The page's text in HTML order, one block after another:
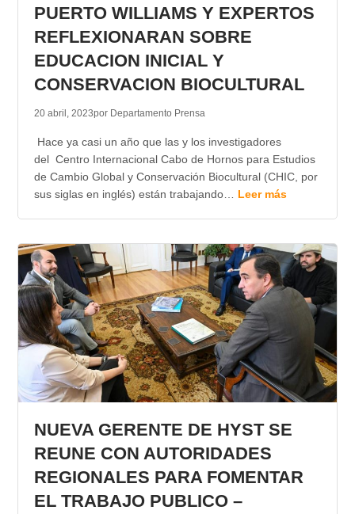
PUERTO WILLIAMS Y EXPERTOS
REFLEXIONARAN SOBRE
EDUCACION INICIAL Y
CONSERVACION BIOCULTURAL
20 abril, 2023por Departamento Prensa
Hace ya casi un año que las y los investigadores
del Centro Internacional Cabo de Hornos para Estudios
de Cambio Global y Conservación Biocultural (CHIC, por
sus siglas en inglés) están trabajando… Leer más
NUEVA GERENTE DE HYST SE
REUNE CON AUTORIDADES
REGIONALES PARA FOMENTAR
EL TRABAJO PUBLICO –